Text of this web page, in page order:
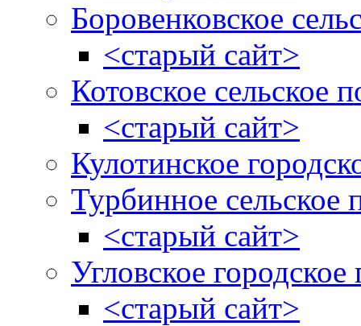
Боровенковское
<старый сайт>
Котовское сельское
<старый сайт>
Кулотинское
Турбинное сельское
<старый сайт>
Угловское городское
<старый сайт>